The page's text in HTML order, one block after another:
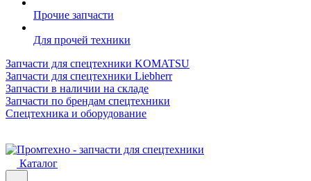
Прочие запчасти
Для прочей техники
Запчасти для спецтехники KOMATSU
Запчасти для спецтехники Liebherr
Запчасти в наличии на складе
Запчасти по брендам спецтехники
Спецтехника и оборудование
Каталог